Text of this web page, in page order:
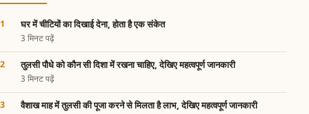
घर में चीटियों का दिखाई देना, होता है एक संकेत
3 मिनट पढ़ें
तुलसी पौधे को कौन सी दिशा में रखना चाहिए, देखिए महत्वपूर्ण जानकारी
3 मिनट पढ़ें
वैशाख माह में तुलसी की पूजा करने से मिलता है लाभ, देखिए महत्वपूर्ण जानकारी